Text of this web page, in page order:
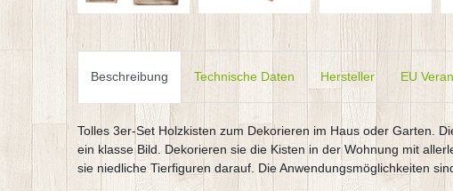
Beschreibung Technische Daten Hersteller EU
Tolles 3er-Set Holzkisten zum Dekorieren im Haus oder Garten.
ein klasse Bild. Dekorieren sie die Kisten in der Wohnung mit
sie niedliche Tierfiguren darauf. Die Anwendungsmöglichkeiten